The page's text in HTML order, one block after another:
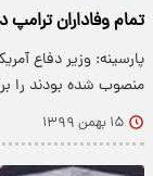
تمام وفاداران ترامپ
پارسینه: وزیر دفاع
منصوب شده بودند را
۱۵ بهمن ۱۳۹۹